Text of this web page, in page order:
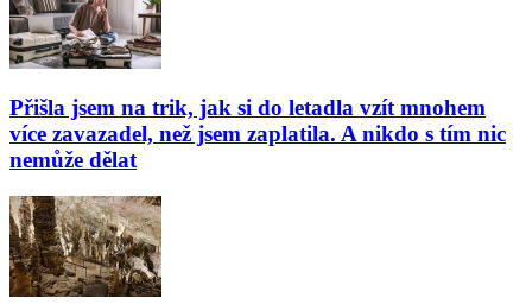
Přišla jsem na trik, jak si do letadla vzít mnohem
více zavazadel, než jsem zaplatila. A nikdo s tím nic
nemůže dělat